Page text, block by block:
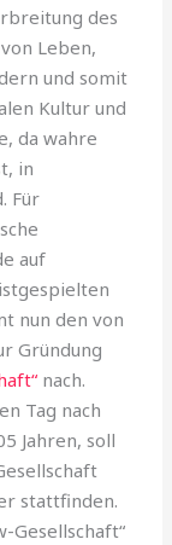
des
Leben,
und somit
Kultur und
da wahre
in
Für
auf
nun den von
Gründung
nach.
Tag nach
Jahren, soll
stattfinden.
Gesellschaft“